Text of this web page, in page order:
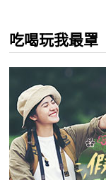
吃喝玩我最罩